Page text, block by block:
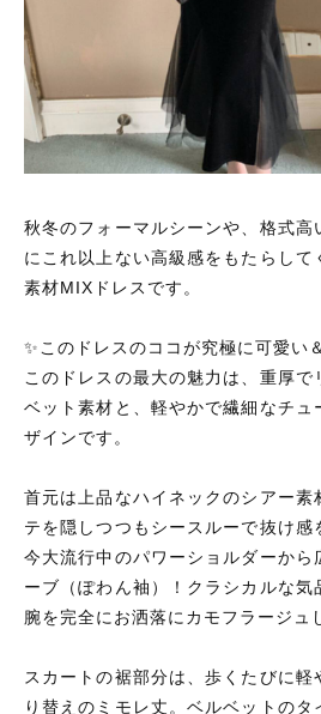
秋冬のフォーマルシーンや、格式高
にこれ以上ない高級感をもたらして
素材MIXドレスです。
✨このドレスのココが究極に可愛い
このドレスの最大の魅力は、重厚で
ベット素材と、軽やかで繊細なチ
ザインです。
首元は上品なハイネックのシアー素
テを隠しつつもシースルーで抜け感
今大流行中のパワーショルダーから
ーブ（ぽわん袖）！クラシカルな気
腕を完全にお洒落にカモフラージュ
スカートの裾部分は、歩くたびに軽
り替えのミモレ丈。ベルベットの